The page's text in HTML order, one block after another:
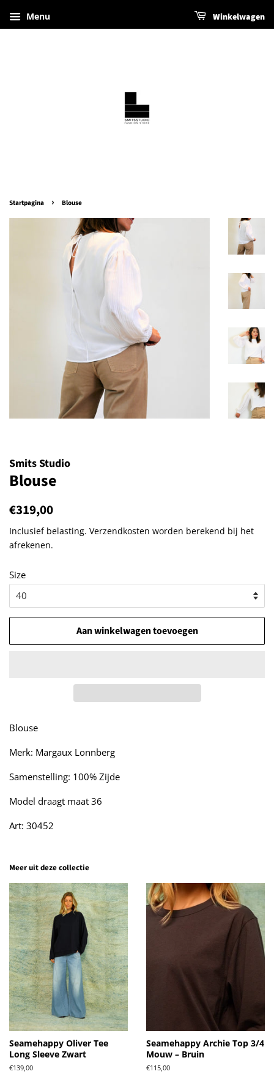
Menu Winkelwagen
Startpagina › Blouse
Smits Studio
Blouse
Normale
€319,00
Inclusief belasting. Verzendkosten worden berekend bij het
afrekenen.
Size
Aan winkelwagen toevoegen
Blouse
Merk: Margaux Lonnberg
Samenstelling: 100% Zijde
Model draagt maat 36
Art: 30452
Meer uit deze collectie
Seamehappy Oliver Tee
Long Sleeve Zwart
Normale
€139,00
Seamehappy Archie Top 3/4
Mouw – Bruin
Normale
€115,00